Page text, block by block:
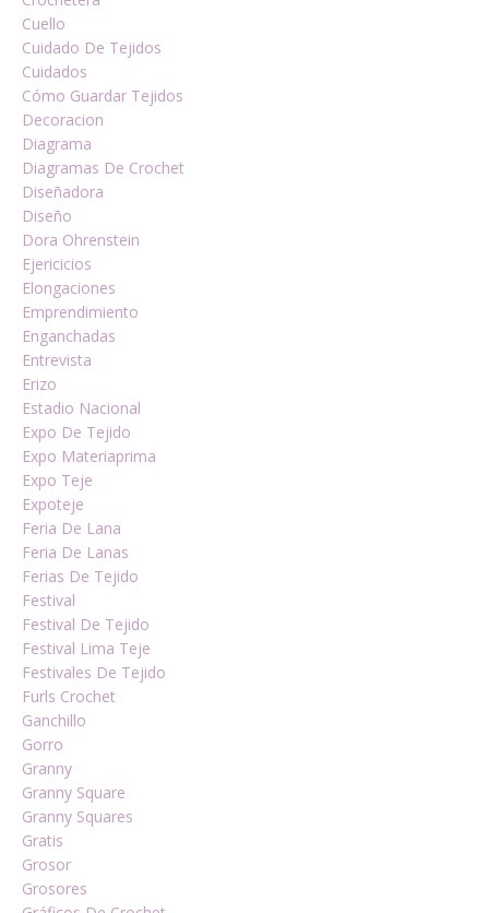
Cuello
Cuidado De Tejidos
Cuidados
Cómo Guardar Tejidos
Decoracion
Diagrama
Diagramas De Crochet
Diseñadora
Diseño
Dora Ohrenstein
Ejericicios
Elongaciones
Emprendimiento
Enganchadas
Entrevista
Erizo
Estadio Nacional
Expo De Tejido
Expo Materiaprima
Expo Teje
Expoteje
Feria De Lana
Feria De Lanas
Ferias De Tejido
Festival
Festival De Tejido
Festival Lima Teje
Festivales De Tejido
Furls Crochet
Ganchillo
Gorro
Granny
Granny Square
Granny Squares
Gratis
Grosor
Grosores